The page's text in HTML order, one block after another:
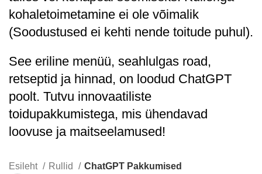
kohaletoimetamine ei ole võimalik
(Soodustused ei kehti nende toitude puhul).
See eriline menüü, seahlulgas road,
retseptid ja hinnad, on loodud ChatGPT
poolt. Tutvu innovaatiliste
toidupakkumistega, mis ühendavad
loovuse ja maitseelamused!
Esileht Rullid ChatGPT Pakkumised